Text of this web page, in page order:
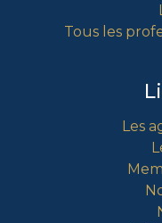
Tous les
Les